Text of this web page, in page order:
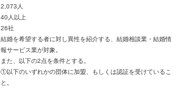
2,073人
40人以上
26社
結婚を希望する者に対し異性を紹介する、結婚相談業・結婚情
報サービス業が対象。
また、以下の2点を条件とする。
①以下のいずれかの団体に加盟、もしくは認証を受けているこ
と。